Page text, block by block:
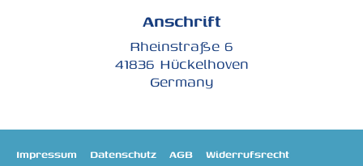
Anschrift
Rheinstraße 6
41836 Hückelhoven
Germany
Impressum Datenschutz AGB Widerrufsrecht